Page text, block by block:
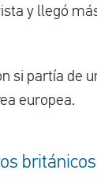
y llegó
si partía de
europea.